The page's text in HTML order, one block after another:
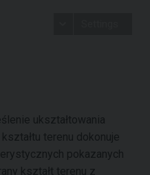
ukształtowania
terenu dokonuje
pokazanych
kształt terenu z